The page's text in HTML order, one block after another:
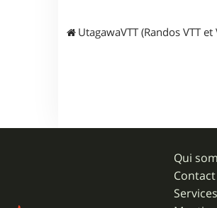
UtagawaVTT (Randos VTT et
Qui